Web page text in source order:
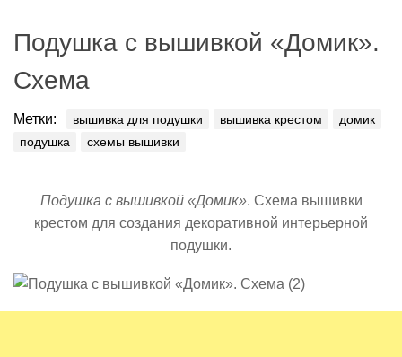
Подушка с вышивкой «Домик».
Схема
Метки: вышивка для подушки вышивка крестом
домик
подушка
схемы вышивки
Подушка с вышивкой «Домик». Схема вышивки
крестом для создания декоративной интерьерной
подушки.